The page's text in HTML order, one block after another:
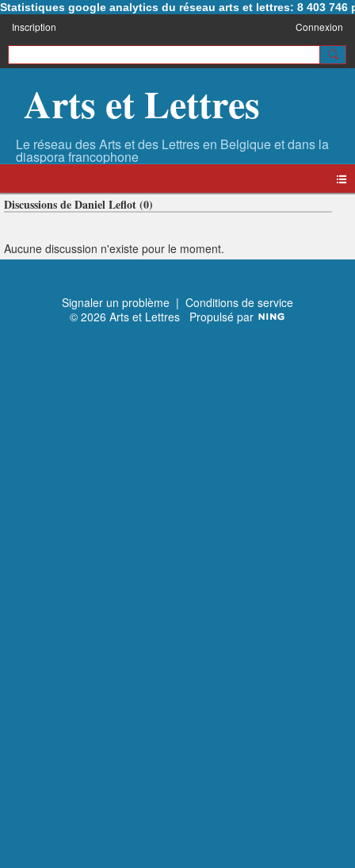
Statistiques google analytics du réseau arts et lettres: 8 403 746
Inscription Connexion
Arts et Lettres
Discussions de Daniel Leflot (0)
Aucune discussion n'existe pour le moment.
Signaler un problème | Conditions de service
© 2026 Arts et Lettres Propulsé par